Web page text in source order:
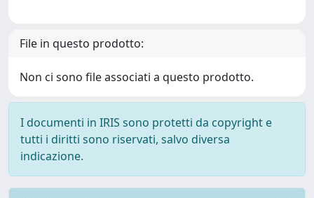
File in questo prodotto:
Non ci sono file associati a questo prodotto.
I documenti in IRIS sono protetti da copyright e
tutti i diritti sono riservati, salvo diversa
indicazione.